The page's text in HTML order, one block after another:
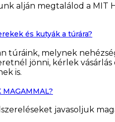
alján megtalálod a MIT
és kutyák a túrára?
túráink, melynek
jönni, kérlek
is.
javasoljuk